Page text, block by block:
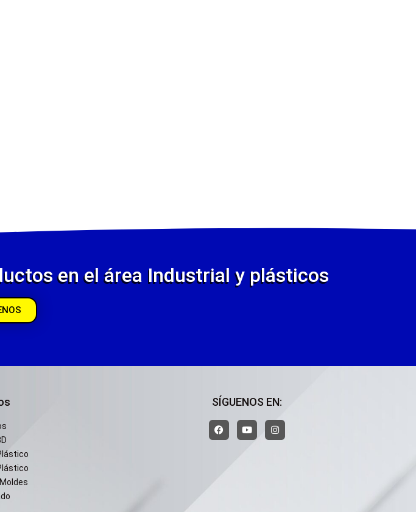
en el área Industrial y plásticos
SÍGUENOS EN: